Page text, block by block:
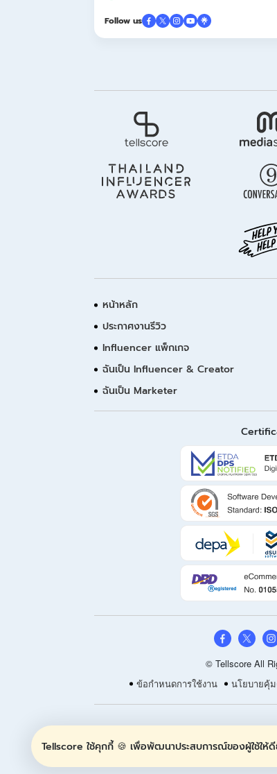
Follow us
หน้าหลัก
ประกาศงานรีวิว
Influencer แพ็กเกจ
ฉันเป็น Influencer & Creator
ฉันเป็น Marketer
© Tellscore All
ข้อกำหนดการใช้งาน
นโยบายคุ้
Tellscore ใช้คุกกี้ 🍪 เพื่อพัฒนาประสบการณ์ของผู้ใช้ให้